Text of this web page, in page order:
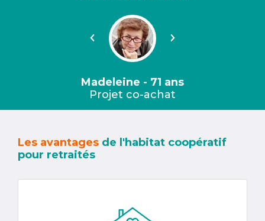
Précédent Suivant
Madeleine - 71 ans
Projet co-achat
Les avantages de l'habitat coopératif
pour retraités